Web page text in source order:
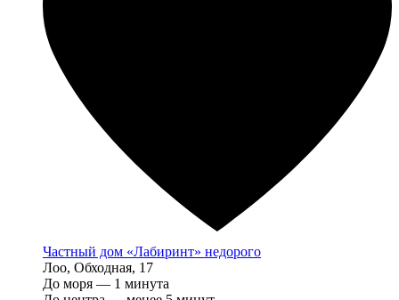
Частный дом «Лабиринт» недорого
Лоо, Обходная, 17
До моря — 1 минута